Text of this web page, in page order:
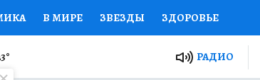
В МИРЕ ЗВЕЗДЫ ЗДОРОВЬЕ
НАЦИОНАЛЬНЫЕ ПРОЕКТЫ РОССИИ
° РАДИО